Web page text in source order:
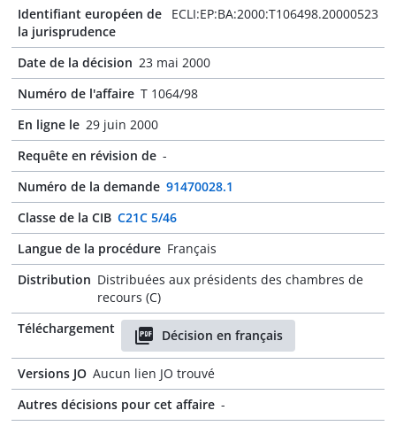
Identifiant européen de
la jurisprudence
ECLI:EP:BA:2000:T106498.20000523
Date de la décision 23 mai 2000
Numéro de l'affaire T 1064/98
En ligne le 29 juin 2000
Requête en révision de -
Numéro de la demande 91470028.1
Classe de la CIB C21C 5/46
Langue de la procédure Français
Distribution Distribuées aux présidents des chambres de
recours (C)
Téléchargement
Décision en français
Versions JO Aucun lien JO trouvé
Autres décisions pour cet affaire -